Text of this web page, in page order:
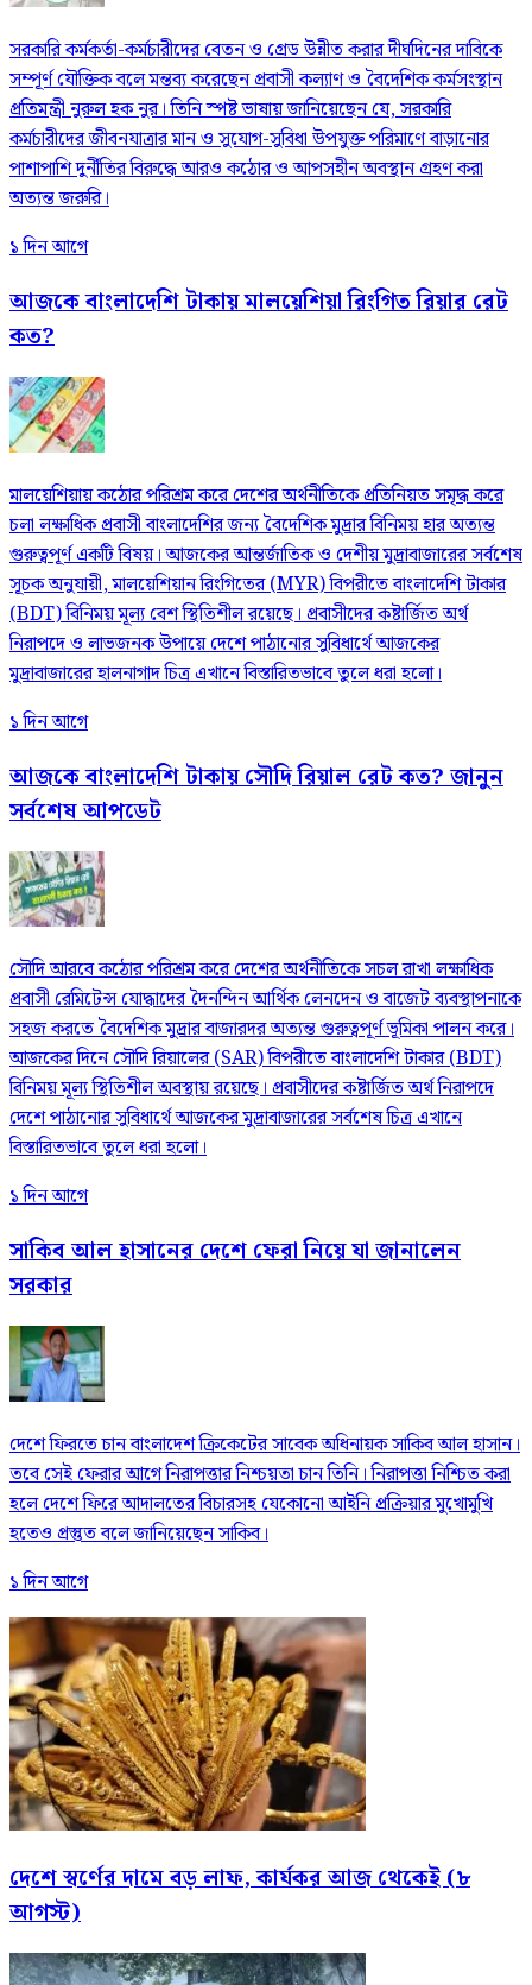
সরকারি কর্মকর্তা-কর্মচারীদের বেতন ও গ্রেড উন্নীত করার দীর্ঘদিনের দাবিকে
সম্পূর্ণ যৌক্তিক বলে মন্তব্য করেছেন প্রবাসী কল্যাণ ও বৈদেশিক কর্মসংস্থান
প্রতিমন্ত্রী নুরুল হক নুর। তিনি স্পষ্ট ভাষায় জানিয়েছেন যে, সরকারি
কর্মচারীদের জীবনযাত্রার মান ও সুযোগ-সুবিধা উপযুক্ত পরিমাণে বাড়ানোর
পাশাপাশি দুর্নীতির বিরুদ্ধে আরও কঠোর ও আপসহীন অবস্থান গ্রহণ করা
অত্যন্ত জরুরি।
১ দিন আগে
আজকে বাংলাদেশি টাকায় মালয়েশিয়া রিংগিত রিয়ার রেট
কত?
মালয়েশিয়ায় কঠোর পরিশ্রম করে দেশের অর্থনীতিকে প্রতিনিয়ত সমৃদ্ধ করে
চলা লক্ষাধিক প্রবাসী বাংলাদেশির জন্য বৈদেশিক মুদ্রার বিনিময় হার অত্যন্ত
গুরুত্বপূর্ণ একটি বিষয়। আজকের আন্তর্জাতিক ও দেশীয় মুদ্রাবাজারের সর্বশেষ
সূচক অনুযায়ী, মালয়েশিয়ান রিংগিতের (MYR) বিপরীতে বাংলাদেশি টাকার
(BDT) বিনিময় মূল্য বেশ স্থিতিশীল রয়েছে। প্রবাসীদের কষ্টার্জিত অর্থ
নিরাপদে ও লাভজনক উপায়ে দেশে পাঠানোর সুবিধার্থে আজকের
মুদ্রাবাজারের হালনাগাদ চিত্র এখানে বিস্তারিতভাবে তুলে ধরা হলো।
১ দিন আগে
আজকে বাংলাদেশি টাকায় সৌদি রিয়াল রেট কত? জানুন
সর্বশেষ আপডেট
সৌদি আরবে কঠোর পরিশ্রম করে দেশের অর্থনীতিকে সচল রাখা লক্ষাধিক
প্রবাসী রেমিটেন্স যোদ্ধাদের দৈনন্দিন আর্থিক লেনদেন ও বাজেট ব্যবস্থাপনাকে
সহজ করতে বৈদেশিক মুদ্রার বাজারদর অত্যন্ত গুরুত্বপূর্ণ ভূমিকা পালন করে।
আজকের দিনে সৌদি রিয়ালের (SAR) বিপরীতে বাংলাদেশি টাকার (BDT)
বিনিময় মূল্য স্থিতিশীল অবস্থায় রয়েছে। প্রবাসীদের কষ্টার্জিত অর্থ নিরাপদে
দেশে পাঠানোর সুবিধার্থে আজকের মুদ্রাবাজারের সর্বশেষ চিত্র এখানে
বিস্তারিতভাবে তুলে ধরা হলো।
১ দিন আগে
সাকিব আল হাসানের দেশে ফেরা নিয়ে যা জানালেন
সরকার
দেশে ফিরতে চান বাংলাদেশ ক্রিকেটের সাবেক অধিনায়ক সাকিব আল হাসান।
তবে সেই ফেরার আগে নিরাপত্তার নিশ্চয়তা চান তিনি। নিরাপত্তা নিশ্চিত করা
হলে দেশে ফিরে আদালতের বিচারসহ যেকোনো আইনি প্রক্রিয়ার মুখোমুখি
হতেও প্রস্তুত বলে জানিয়েছেন সাকিব।
১ দিন আগে
দেশে স্বর্ণের দামে বড় লাফ, কার্যকর আজ থেকেই (৮
আগস্ট)